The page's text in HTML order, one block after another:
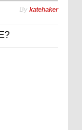
By katehaker